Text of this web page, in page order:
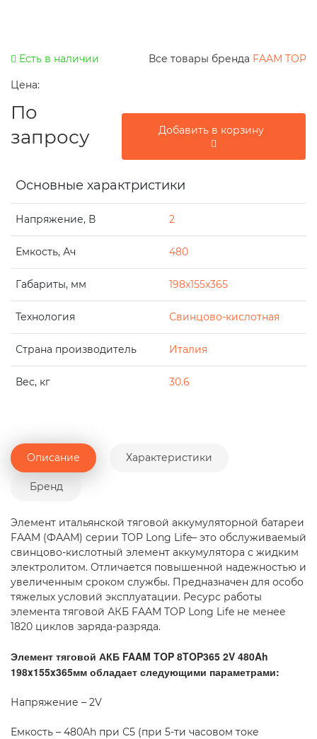
Есть в наличии Все товары бренда FAAM TOP
Цена:
По
запросу
Добавить в корзину
Основные характристики
Напряжение, В 2
Емкость, Ач 480
Габариты, мм 198x155x365
Технология Свинцово-кислотная
Страна производитель Италия
Вес, кг 30.6
Описание Характеристики
Бренд
Элемент итальянской тяговой аккумуляторной батареи
FAAM (ФААМ) серии TOP Long Life– это обслуживаемый
свинцово-кислотный элемент аккумулятора с жидким
электролитом. Отличается повышенной надежностью и
увеличенным сроком службы. Предназначен для особо
тяжелых условий эксплуатации. Ресурс работы
элемента тяговой АКБ FAAM TOP Long Life не менее
1820 циклов заряда-разряда.
Элемент тяговой АКБ FAAM TOP 8TOP365 2V 480Ah
198x155x365мм обладает следующими параметрами:
Напряжение – 2V
Емкость – 480Ah при С5 (при 5-ти часовом токе